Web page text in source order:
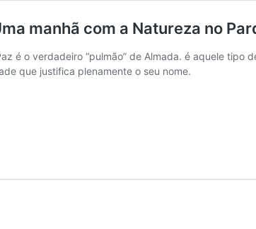
manhã com a Natureza no
é o verdadeiro “pulmão” de Almada. é aquele
que justifica plenamente o seu nome.